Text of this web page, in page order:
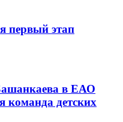
первый этап
в ЕАО
команда детских